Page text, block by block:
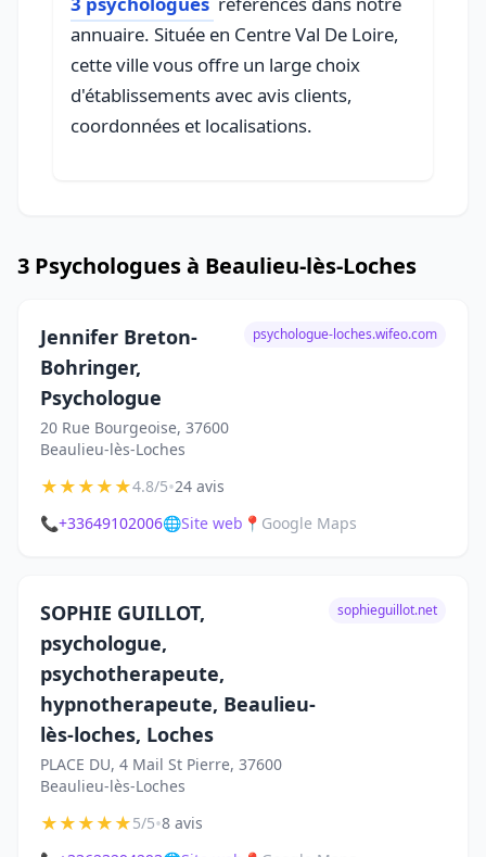
annuaire. Située en Centre Val De Loire,
cette ville vous offre un large choix
d'établissements avec avis clients,
coordonnées et localisations.
3 Psychologues à Beaulieu-lès-Loches
Jennifer Breton-
Bohringer,
Psychologue
20 Rue Bourgeoise, 37600
Beaulieu-lès-Loches
psychologue-loches.wifeo.com
★★★★★4.8/5•24 avis
📞+33649102006🌐Site web 📍 Google Maps
SOPHIE GUILLOT,
psychologue,
psychotherapeute,
hypnotherapeute, Beaulieu-
lès-loches, Loches
PLACE DU, 4 Mail St Pierre, 37600
Beaulieu-lès-Loches
sophieguillot.net
★★★★★5/5•8 avis